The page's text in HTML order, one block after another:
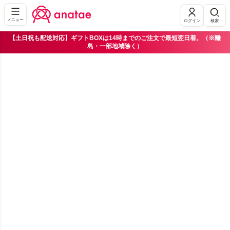
メニュー ログイン 検索
【土日祝も配送対応】ギフトBOXは14時までのご注文で最短翌日着。（※離
島・一部地域除く）